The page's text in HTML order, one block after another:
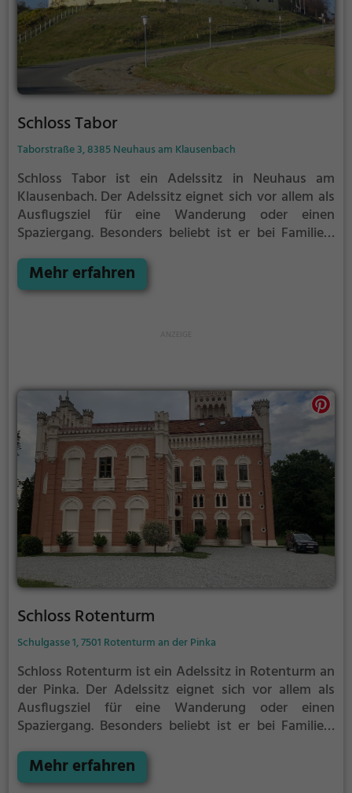
Schloss Tabor
Taborstraße 3, 8385 Neuhaus am Klausenbach
Schloss Tabor ist ein Adelssitz in Neuhaus am
Klausenbach. Der Adelssitz eignet sich vor allem als
Ausflugsziel für eine Wanderung oder einen
Spaziergang. Besonders beliebt ist er bei Familien,
offenbart historische Aspekte aus längst
vergangenen Zeiten und bietet einen kleinen
Mehr erfahren
Schloss Rotenturm
Schulgasse 1, 7501 Rotenturm an der Pinka
Schloss Rotenturm ist ein Adelssitz in Rotenturm an
der Pinka. Der Adelssitz eignet sich vor allem als
Ausflugsziel für eine Wanderung oder einen
Spaziergang. Besonders beliebt ist er bei Familien,
offenbart historische Aspekte aus längst
vergangenen Zeiten und bietet einen kleinen
Mehr erfahren